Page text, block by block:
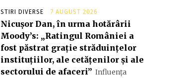
STIRI DIVERSE 7 AUGUST 2026
Nicușor Dan, în urma hotărârii
Moody’s: „Ratingul României a
fost păstrat grație străduințelor
instituțiilor, ale cetățenilor și ale
sectorului de afaceri” Influența